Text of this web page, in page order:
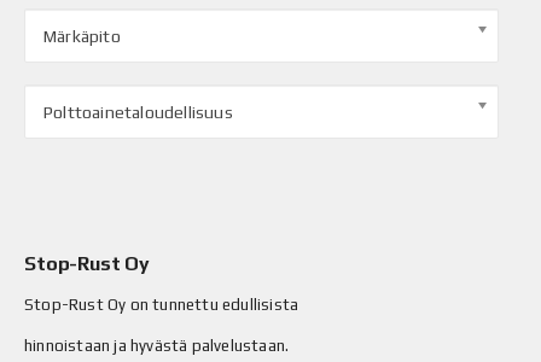
Märkäpito
Polttoainetaloudellisuus
Stop-Rust Oy
Stop-Rust Oy on tunnettu edullisista
hinnoistaan ja hyvästä palvelustaan.